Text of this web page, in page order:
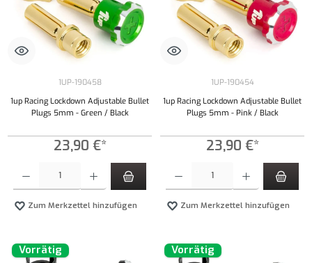
1UP-190458
1up Racing Lockdown Adjustable Bullet
Plugs 5mm - Green / Black
23,90 €*
Zum Merkzettel hinzufügen
1UP-190454
1up Racing Lockdown Adjustable Bullet
Plugs 5mm - Pink / Black
23,90 €*
Zum Merkzettel hinzufügen
Vorrätig Vorrätig